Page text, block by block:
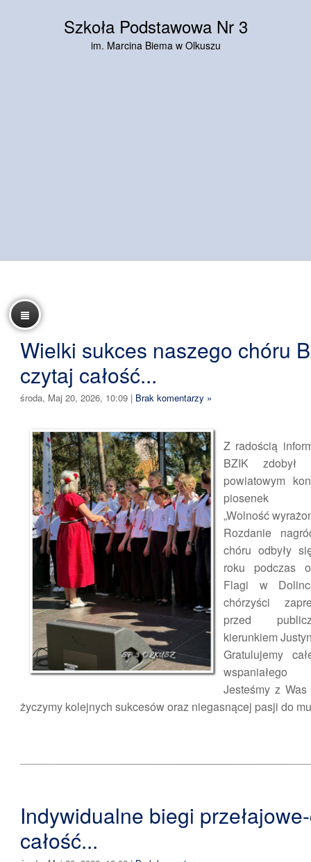
Szkoła Podstawowa Nr 3
im. Marcina Biema w Olkuszu
Wielki sukces naszego chóru
czytaj całość...
środa, Maj 20, 2026, 10:09 | Brak komentarzy »
Z radością
BZIK
powiatowym
piosenek
„Wolność
Rozdanie
chóru odbyły
roku podczas
Flagi w
chórzyści
przed
kierunkiem
Gratulujemy
Jesteśmy z
życzymy kolejnych sukcesów oraz niegasnącej pasji do
Indywidualne biegi
całość...